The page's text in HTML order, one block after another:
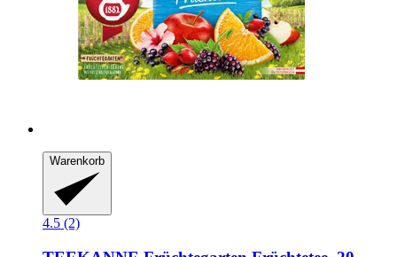
Warenkorb
4.5 (2)